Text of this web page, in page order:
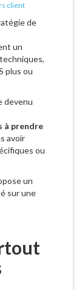
client
de
un
plus ou
devenu
à prendre
avoir
ou
un
sur une